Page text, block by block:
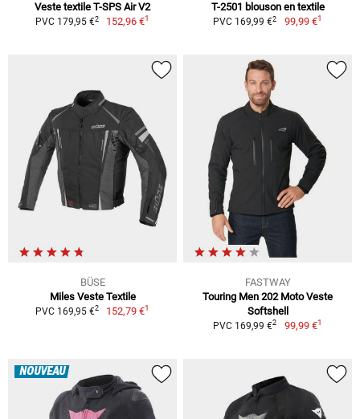
Veste textile T-SPS Air V2
PVC 179,95 €2 152,96 €1
T-2501 blouson en textile
PVC 169,99 €2 99,99 €1
BÜSE
Miles Veste Textile
PVC 169,95 €2 152,79 €1
FASTWAY
Touring Men 202 Moto Veste
Softshell
PVC 169,99 €2 99,99 €1
NOUVEAU